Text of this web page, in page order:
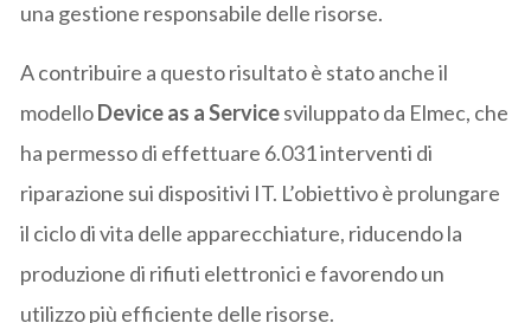
una gestione responsabile delle risorse.
A contribuire a questo risultato è stato anche il
modelloDevice as a Servicesviluppato da Elmec, che
ha permesso di effettuare 6.031 interventi di
riparazione sui dispositivi IT. L’obiettivo è prolungare
il ciclo di vita delle apparecchiature, riducendo la
produzione di rifiuti elettronici e favorendo un
utilizzo più efficiente delle risorse.